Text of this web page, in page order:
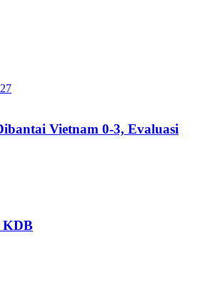
Vietnam 0-3, Evaluasi
KDB